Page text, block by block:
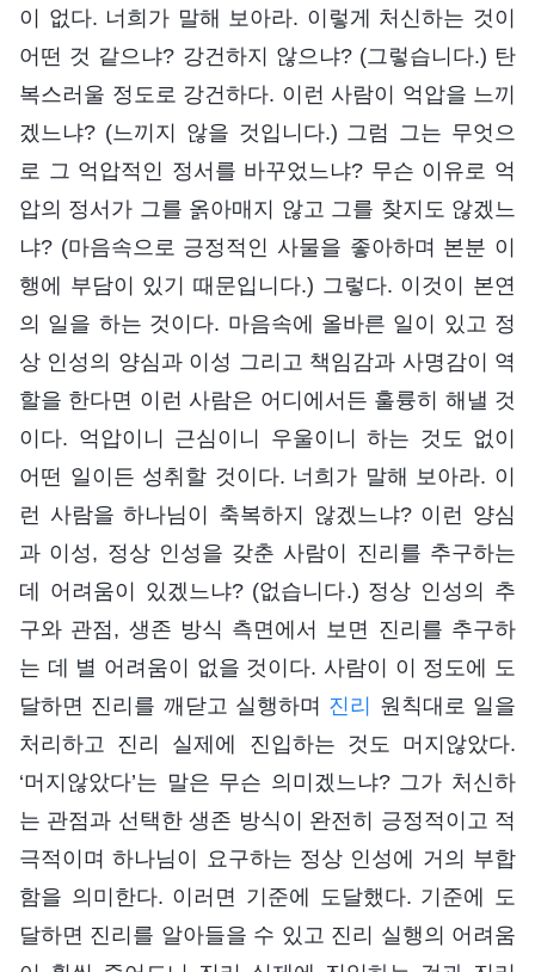
이 없다. 너희가 말해 보아라. 이렇게 처신하는 것이
어떤 것 같으냐? 강건하지 않으냐? (그렇습니다.) 탄
복스러울 정도로 강건하다. 이런 사람이 억압을 느끼
겠느냐? (느끼지 않을 것입니다.) 그럼 그는 무엇으
로 그 억압적인 정서를 바꾸었느냐? 무슨 이유로 억
압의 정서가 그를 옭아매지 않고 그를 찾지도 않겠느
냐? (마음속으로 긍정적인 사물을 좋아하며 본분 이
행에 부담이 있기 때문입니다.) 그렇다. 이것이 본연
의 일을 하는 것이다. 마음속에 올바른 일이 있고 정
상 인성의 양심과 이성 그리고 책임감과 사명감이 역
할을 한다면 이런 사람은 어디에서든 훌륭히 해낼 것
이다. 억압이니 근심이니 우울이니 하는 것도 없이
어떤 일이든 성취할 것이다. 너희가 말해 보아라. 이
런 사람을 하나님이 축복하지 않겠느냐? 이런 양심
과 이성, 정상 인성을 갖춘 사람이 진리를 추구하는
데 어려움이 있겠느냐? (없습니다.) 정상 인성의 추
구와 관점, 생존 방식 측면에서 보면 진리를 추구하
는 데 별 어려움이 없을 것이다. 사람이 이 정도에 도
달하면 진리를 깨닫고 실행하며 진리 원칙대로 일을
처리하고 진리 실제에 진입하는 것도 머지않았다.
‘머지않았다’는 말은 무슨 의미겠느냐? 그가 처신하
는 관점과 선택한 생존 방식이 완전히 긍정적이고 적
극적이며 하나님이 요구하는 정상 인성에 거의 부합
함을 의미한다. 이러면 기준에 도달했다. 기준에 도
달하면 진리를 알아들을 수 있고 진리 실행의 어려움